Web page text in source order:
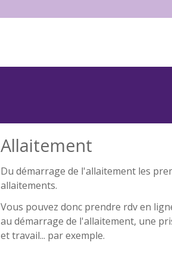
Allaitement
Du démarrage de l'allaitement les
allaitements.
Vous pouvez donc prendre rdv en
au démarrage de l'allaitement, une
et travail... par exemple.